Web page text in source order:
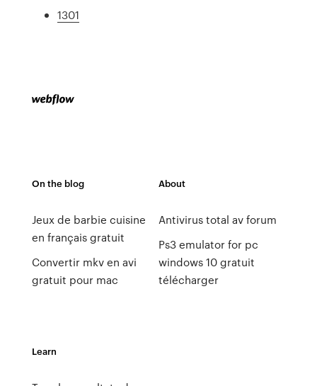
1301
On the blog
Jeux de barbie cuisine
en français gratuit
Convertir mkv en avi
gratuit pour mac
About
Antivirus total av forum
Ps3 emulator for pc
windows 10 gratuit
télécharger
Learn